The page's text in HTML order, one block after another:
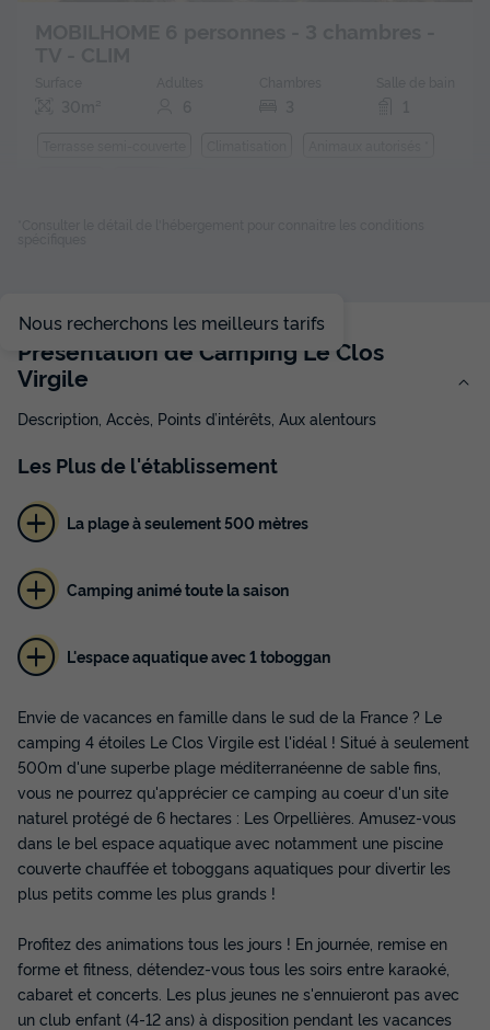
Meilleur prix pour 7 nuits
359 €
Voir les disponibilités
MOBILHOME 4 personnes - Cocoon+ 4
Surface
18m²
Adultes
4
Chambres
1
Salle de bain
1
Voir le plan 2D Climatisation
Animaux autorisés *
Cafetière
Réfrigérateur Salon de jardin
+ 3
MOBILHOME 4 personnes - Cocoon+ 4 personnes 1
du30/08/2026au 06/09/2026
Meilleur prix pour 7 nuits
Modifier les dates
Nous recherchons les meilleurs tarifs
Présentation de Camping Le Clos
Virgile
Description, Accès, Points d’intérêts, Aux alentours
Les Plusde l'établissement
La plage à seulement 500 mètres
Camping animé toute la saison
L'espace aquatique avec 1 toboggan
Envie de vacances en famille dans le sud de la France ? Le
camping 4 étoiles Le Clos Virgile est l'idéal ! Situé à seulement
500m d'une superbe plage méditerranéenne de sable fins,
vous ne pourrez qu'apprécier ce camping au coeur d'un site
naturel protégé de 6 hectares : Les Orpellières. Amusez-vous
dans le bel espace aquatique avec notamment une piscine
couverte chauffée et toboggans aquatiques pour divertir les
plus petits comme les plus grands !
Profitez des animations tous les jours ! En journée, remise en
forme et fitness, détendez-vous tous les soirs entre karaoké,
cabaret et concerts. Les plus jeunes ne s'ennuieront pas avec
un club enfant (4-12 ans) à disposition pendant les vacances